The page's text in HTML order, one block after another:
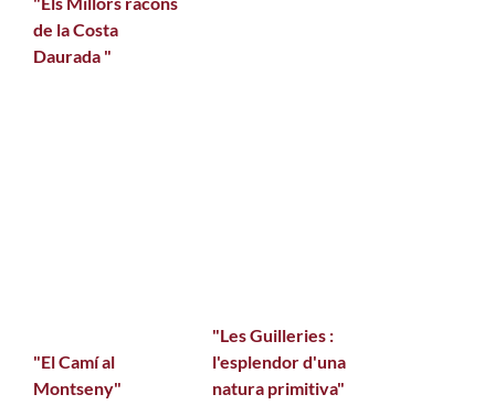
de la Costa
Daurada "
"El Camí al
Montseny"
"Les Guilleries :
l'esplendor d'una
natura primitiva"